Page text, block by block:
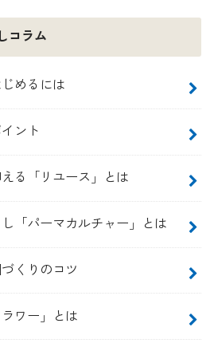
コラム
めるには
ント
る「リユース」とは
「パーマカルチャー」とは
くりのコツ
ワー」とは